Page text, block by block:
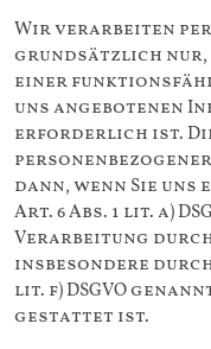
Wir verarbeiten
grundsätzlich nur,
einer
uns angebotenen
erforderlich ist.
dann, wenn Sie
Art. 6 Abs. 1 lit. a)
Verarbeitung
insbesondere durch
lit. f) DSGVO
gestattet ist.